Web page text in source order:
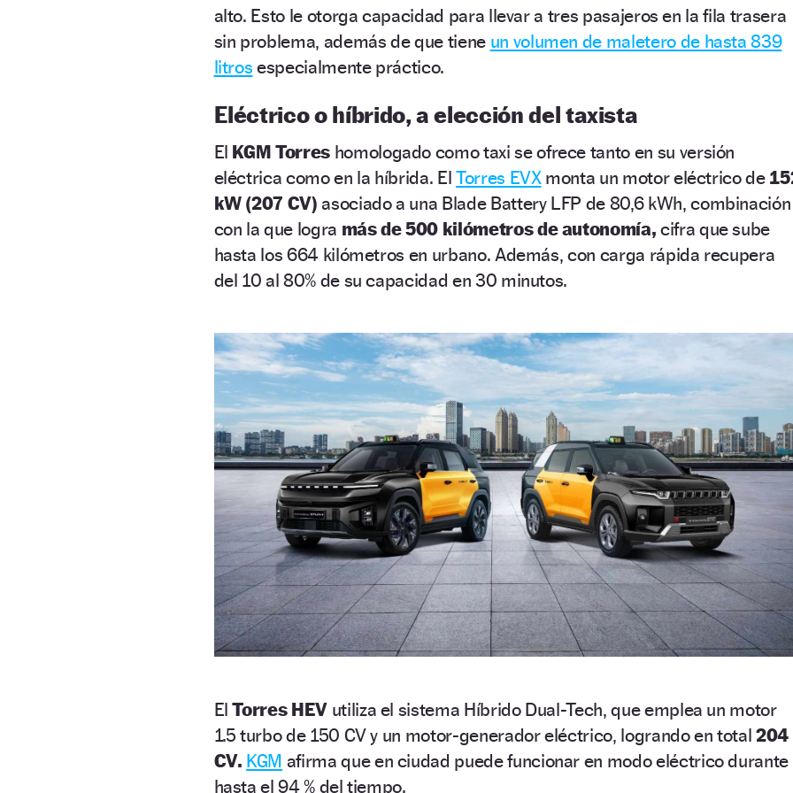
alto. Esto le otorga capacidad para llevar a tres pasajeros en la fila trasera
sin problema, además de que tiene un volumen de maletero de hasta 839
litros especialmente práctico.
Eléctrico o híbrido, a elección del taxista
El KGM Torreshomologado como taxi se ofrece tanto en su versión
eléctrica como en la híbrida. El Torres EVXmonta un motor eléctrico de
kW (207 CV) asociado a una Blade Battery LFP de 80,6 kWh, combinación
con la que logra más de 500 kilómetros de autonomía, cifra que sube
hasta los 664 kilómetros en urbano. Además, con carga rápida recupera
del 10 al 80% de su capacidad en 30 minutos.
ElTorres HEVutiliza el sistema Híbrido Dual-Tech, que emplea un motor
1.5 turbo de 150 CV y un motor-generador eléctrico, logrando en total204
CV. KGM afirma que en ciudad puede funcionar en modo eléctrico durante
hasta el 94 % del tiempo.